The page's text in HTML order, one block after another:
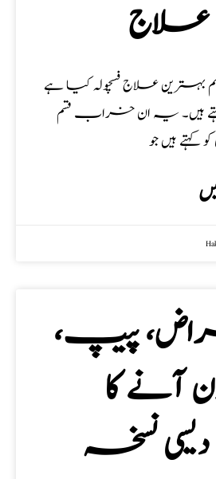
علاج
بہترین علاج فسچولہ کیا ہے
کہتے ہیں۔ یہ ان خراب قسم
ہیں جو
پیپ،
آنے کا
نسخہ